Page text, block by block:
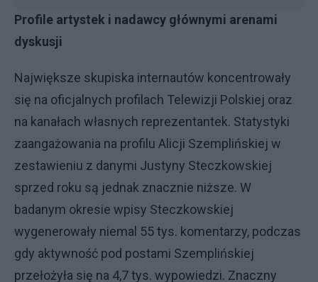
Profile artystek i nadawcy głównymi arenami
dyskusji
Największe skupiska internautów koncentrowały
się na oficjalnych profilach Telewizji Polskiej oraz
na kanałach własnych reprezentantek. Statystyki
zaangażowania na profilu Alicji Szemplińskiej w
zestawieniu z danymi Justyny Steczkowskiej
sprzed roku są jednak znacznie niższe. W
badanym okresie wpisy Steczkowskiej
wygenerowały niemal 55 tys. komentarzy, podczas
gdy aktywność pod postami Szemplińskiej
przełożyła się na 4,7 tys. wypowiedzi. Znaczny